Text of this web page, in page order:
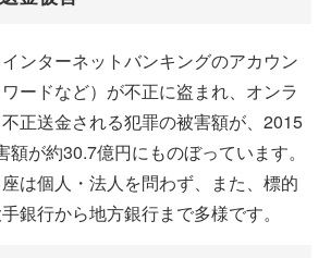
ンターネットバンキングのアカウン
ードなど）が不正に盗まれ、オンラ
正送金される犯罪の被害額が、2015
が約30.7億円にものぼっています。
は個人・法人を問わず、また、標的
銀行から地方銀行まで多様です。